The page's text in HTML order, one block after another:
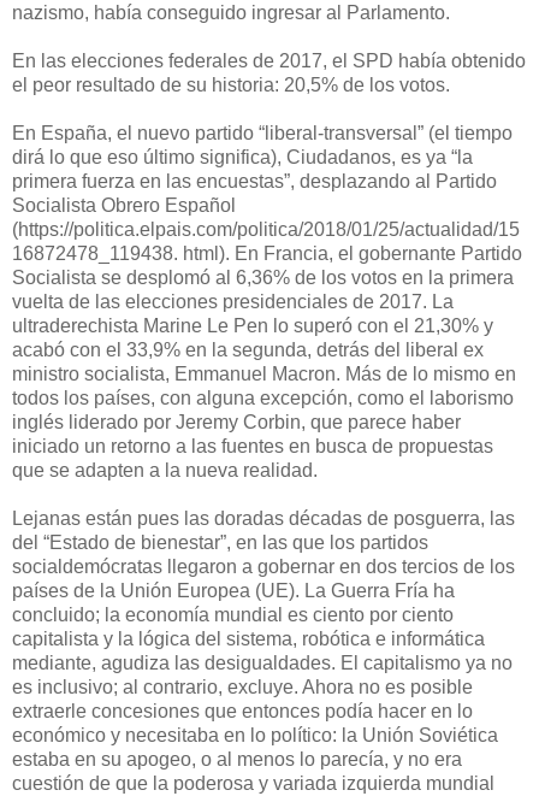
nazismo, había conseguido ingresar al Parlamento.
En las elecciones federales de 2017, el SPD había obtenido
el peor resultado de su historia: 20,5% de los votos.
En España, el nuevo partido “liberal-transversal” (el tiempo
dirá lo que eso último significa), Ciudadanos, es ya “la
primera fuerza en las encuestas”, desplazando al Partido
Socialista Obrero Español
(https://politica.elpais.com/politica/2018/01/25/actualidad/15
16872478_119438. html). En Francia, el gobernante Partido
Socialista se desplomó al 6,36% de los votos en la primera
vuelta de las elecciones presidenciales de 2017. La
ultraderechista Marine Le Pen lo superó con el 21,30% y
acabó con el 33,9% en la segunda, detrás del liberal ex
ministro socialista, Emmanuel Macron. Más de lo mismo en
todos los países, con alguna excepción, como el laborismo
inglés liderado por Jeremy Corbin, que parece haber
iniciado un retorno a las fuentes en busca de propuestas
que se adapten a la nueva realidad.
Lejanas están pues las doradas décadas de posguerra, las
del “Estado de bienestar”, en las que los partidos
socialdemócratas llegaron a gobernar en dos tercios de los
países de la Unión Europea (UE). La Guerra Fría ha
concluido; la economía mundial es ciento por ciento
capitalista y la lógica del sistema, robótica e informática
mediante, agudiza las desigualdades. El capitalismo ya no
es inclusivo; al contrario, excluye. Ahora no es posible
extraerle concesiones que entonces podía hacer en lo
económico y necesitaba en lo político: la Unión Soviética
estaba en su apogeo, o al menos lo parecía, y no era
cuestión de que la poderosa y variada izquierda mundial